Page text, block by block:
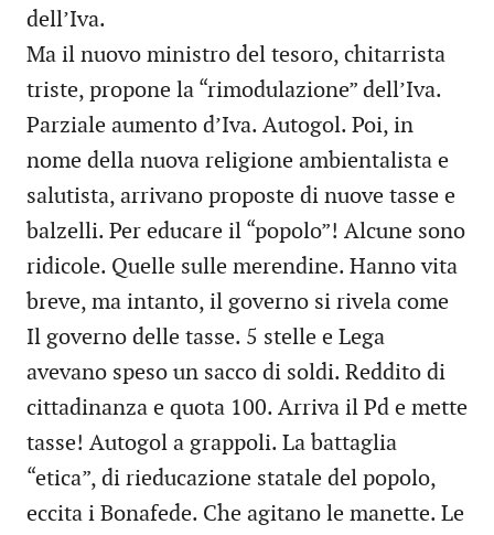
dell’Iva.
Ma il nuovo ministro del tesoro, chitarrista
triste, propone la “rimodulazione” dell’Iva.
Parziale aumento d’Iva. Autogol. Poi, in
nome della nuova religione ambientalista e
salutista, arrivano proposte di nuove tasse e
balzelli. Per educare il “popolo”! Alcune sono
ridicole. Quelle sulle merendine. Hanno vita
breve, ma intanto, il governo si rivela come
Il governo delle tasse. 5 stelle e Lega
avevano speso un sacco di soldi. Reddito di
cittadinanza e quota 100. Arriva il Pd e mette
tasse! Autogol a grappoli. La battaglia
“etica”, di rieducazione statale del popolo,
eccita i Bonafede. Che agitano le manette. Le